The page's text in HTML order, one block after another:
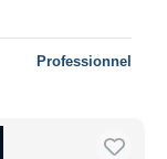
Professionnel